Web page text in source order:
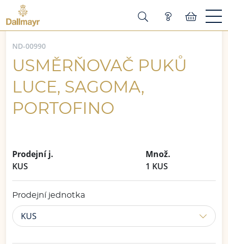
ND-00990
USMĚRŇOVAČ PUKŮ
LUCE, SAGOMA,
PORTOFINO
Prodejní j.
Množ.
KUS
1 KUS
Prodejní jednotka
KUS